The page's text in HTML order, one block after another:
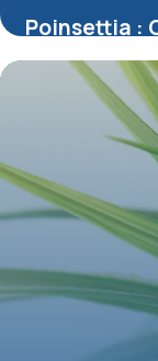
Poinsettia :
15 mai 2026